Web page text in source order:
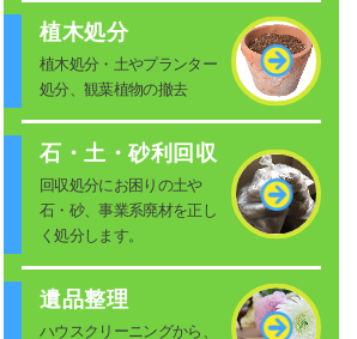
植木処分
植木処分・土やプランター
処分、観葉植物の撤去
石・土・砂利回収
回収処分にお困りの土や
石・砂、事業系廃材を正し
く処分します。
遺品整理
ハウスクリーニングから、